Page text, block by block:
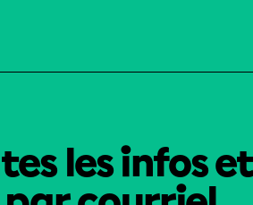
les infos